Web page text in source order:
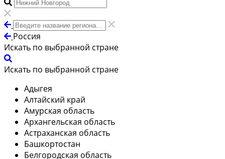
Россия
Искать по выбранной стране
Искать по выбранной стране
Адыгея
Алтайский край
Амурская область
Архангельская область
Астраханская область
Башкортостан
Белгородская область